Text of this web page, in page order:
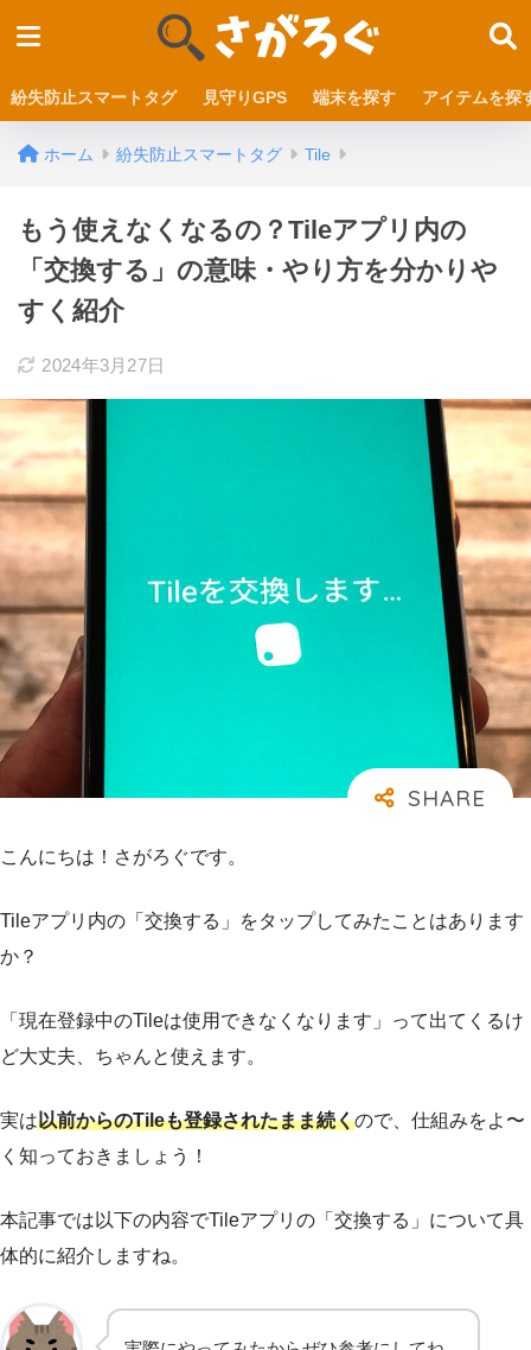
紛失防止スマートタグ 見守りGPS 端末を探す アイテムを探
ホーム 紛失防止スマートタグ Tile
もう使えなくなるの？Tileアプリ内の
「交換する」の意味・やり方を分かりや
すく紹介
2024年3月27日
こんにちは！さがろぐです。
Tileアプリ内の「交換する」をタップしてみたことはあります
か？
「現在登録中のTileは使用できなくなります」って出てくるけ
ど大丈夫、ちゃんと使えます。
実は以前からのTileも登録されたまま続くので、仕組みをよ〜
く知っておきましょう！
本記事では以下の内容でTileアプリの「交換する」について具
体的に紹介しますね。